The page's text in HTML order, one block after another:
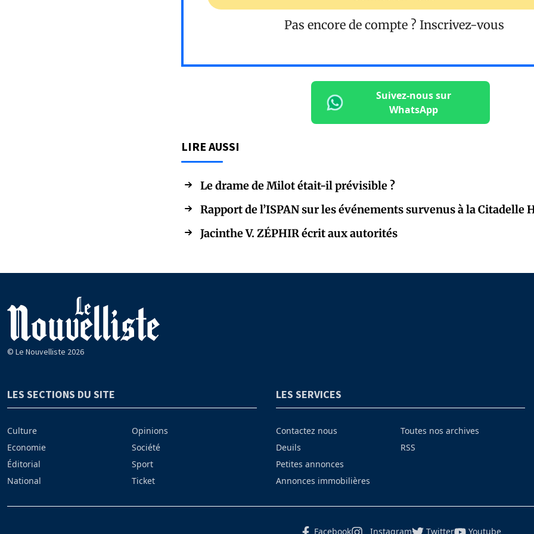
Pas encore de compte ? Inscrivez-vous
Suivez-nous sur
WhatsApp
LIRE AUSSI
Le drame de Milot était-il prévisible ?
Rapport de l’ISPAN sur les événements survenus à la Citadelle
Jacinthe V. ZÉPHIR écrit aux autorités
© Le Nouvelliste 2026
LES SECTIONS DU SITE
Culture
Economie
Éditorial
National
Opinions
Société
Sport
Ticket
LES SERVICES
Contactez nous
Deuils
Petites annonces
Annonces immobilières
Toutes nos archives
RSS
Facebook Instagram Twitter Youtube